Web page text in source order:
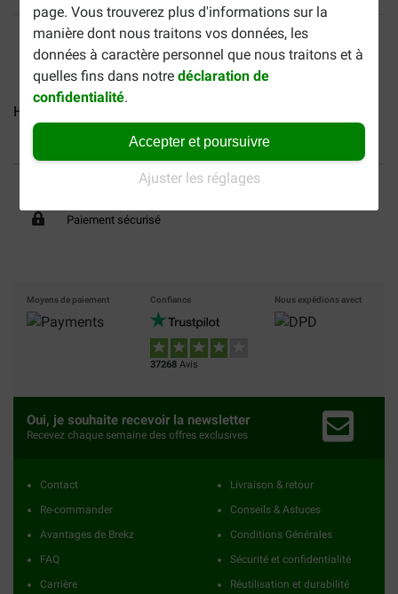
page. Vous trouverez plus d'informations sur la
manière dont nous traitons vos données, les
données à caractère personnel que nous traitons et à
quelles fins dans notredéclaration de
confidentialité.
Accepter et poursuivre
Ajuster les réglages
Hill's Mature Adult Medium...
40% moins cher
Frais de port offerts dès
Paiement sécurisé
Moyens de paiement Confiance
37268 Avis
Nous expédions avect
Oui, je souhaite recevoir la newsletter
Recevez chaque semaine des offres exclusives
Contact
Re-commander
Avantages de Brekz
FAQ
Carrière
Livraison & retour
Conseils & Astuces
Conditions Générales
Sécurité et confidentialité
Réutilisation et durabilité